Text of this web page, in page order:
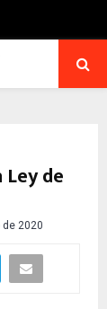
de
de 2020